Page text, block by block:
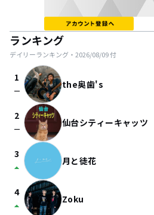
ランキング
デイリーランキング・ 2026/08/09付
1
check_indeterminate_small the奥歯's
2
check_indeterminate_small 仙台シティーキャッツ
3
arrow_drop_up 月と徒花
4
arrow_drop_up Zoku